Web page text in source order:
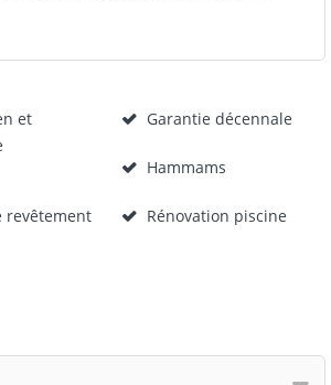
et
Garantie décennale
Hammams
revêtement Rénovation piscine